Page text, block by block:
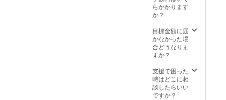
らかかります
か？
目標金額に届
かなかった場
合どうなりま
すか？
支援で困った
時はどこに相
談したらいい
ですか？